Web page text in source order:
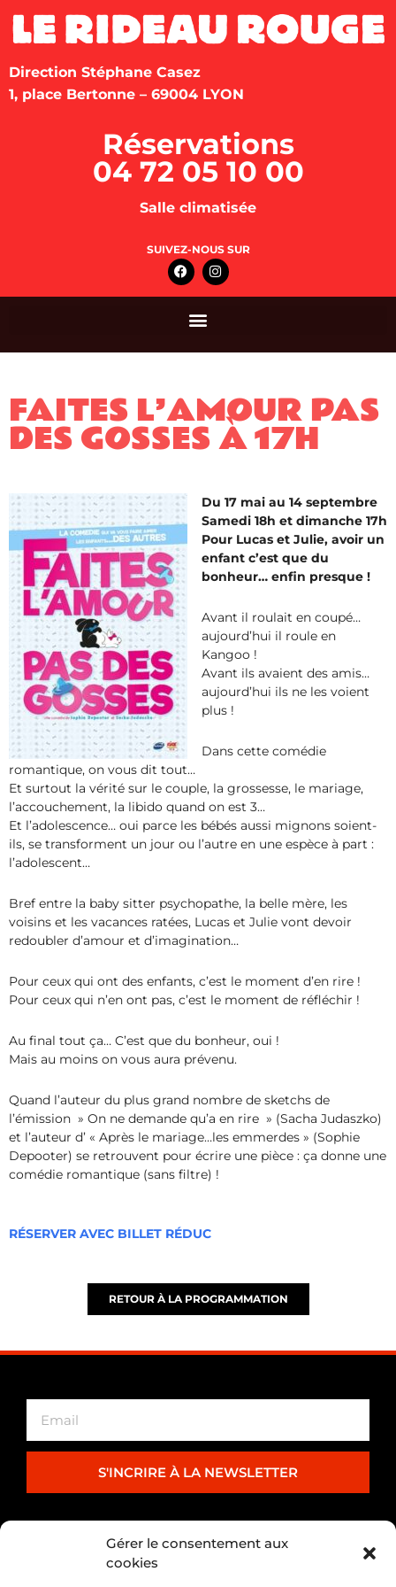
Gérer le consentement aux
cookies
Direction Stéphane Casez
1, place Bertonne – 69004 LYON
Réservations
04 72 05 10 00
Salle climatisée
SUIVEZ-NOUS SUR
FAITES L’AMOUR PAS
DES GOSSES À 17H
Du 17 mai au 14 septembre
Samedi 18h et dimanche 17h
Pour Lucas et Julie, avoir un
enfant c’est que du
bonheur… enfin presque !
Avant il roulait en coupé…
aujourd’hui il roule en
Kangoo !
Avant ils avaient des amis…
aujourd’hui ils ne les voient
plus !
Dans cette comédie
romantique, on vous dit tout…
Et surtout la vérité sur le couple, la grossesse, le mariage,
l’accouchement, la libido quand on est 3…
Et l’adolescence… oui parce les bébés aussi mignons soient-
ils, se transforment un jour ou l’autre en une espèce à part :
l’adolescent…
Bref entre la baby sitter psychopathe, la belle mère, les
voisins et les vacances ratées, Lucas et Julie vont devoir
redoubler d’amour et d’imagination…
Pour ceux qui ont des enfants, c’est le moment d’en rire !
Pour ceux qui n’en ont pas, c’est le moment de réfléchir !
Au final tout ça… C’est que du bonheur, oui !
Mais au moins on vous aura prévenu.
Quand l’auteur du plus grand nombre de sketchs de
l’émission » On ne demande qu’a en rire » (Sacha Judaszko)
et l’auteur d’ « Après le mariage…les emmerdes » (Sophie
Depooter) se retrouvent pour écrire une pièce : ça donne une
comédie romantique (sans filtre) !
RÉSERVER AVEC BILLET RÉDUC
RETOUR À LA PROGRAMMATION
S'INCRIRE À LA NEWSLETTER
PARTENARIAT